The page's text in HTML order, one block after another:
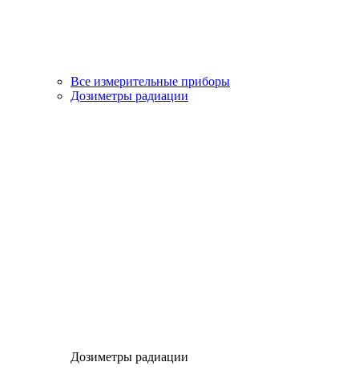
Все измерительные приборы
Дозиметры радиации
Дозиметры радиации